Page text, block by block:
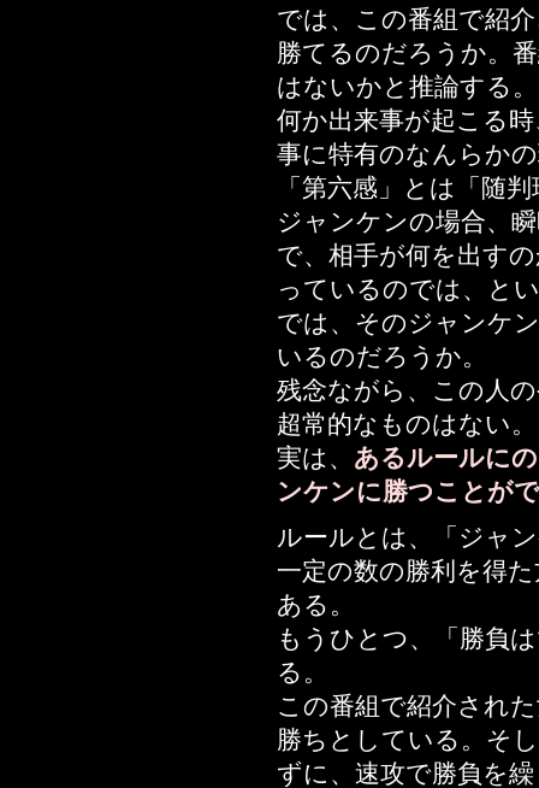
では、この番組で紹
勝てるのだろうか。
はないかと推論する。
何か出来事が起こる
事に特有のなんらか
「第六感」とは「随
ジャンケンの場合、
で、相手が何を出す
っているのでは、と
では、そのジャンケ
いるのだろうか。
残念ながら、この人
超常的なものはない。
実は、 あるルールに
ンケンに勝つことが
ルールとは、「ジャ
一定の数の勝利を得
ある。
もうひとつ、「勝負
る。
この番組で紹介され
勝ちとしている。そ
ずに、速攻で勝負を